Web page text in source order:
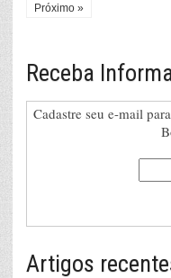
Próximo »
Receba
Cadastre seu e-mail
Artigos